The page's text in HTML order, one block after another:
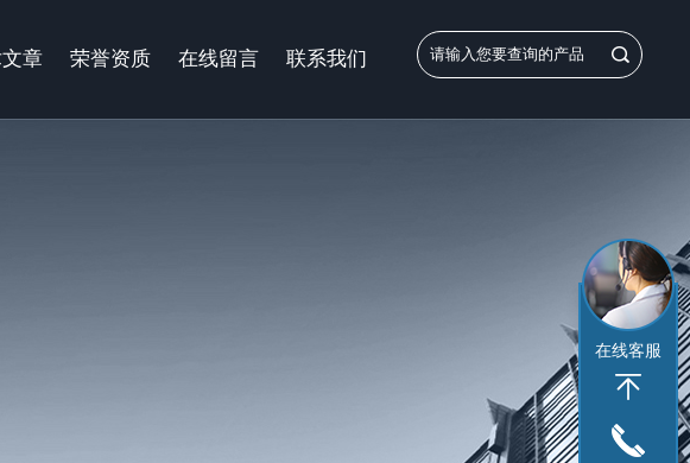
章 荣誉资质 在线留言 联系我们
在线客服